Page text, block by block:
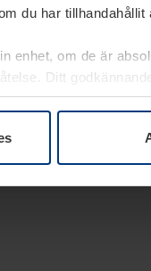
du har
enhet, om de är
Ditt
på vår webbplats.